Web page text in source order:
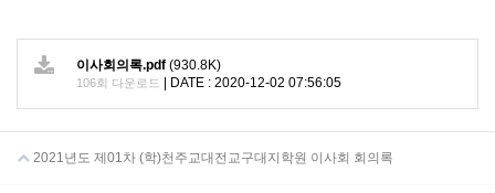
이사회의록.pdf (930.8K)
106회 다운로드 DATE : 2020-12-02 07:56:05
2021년도 제01차 (학)천주교대전교구대지학원 이사회 회의록